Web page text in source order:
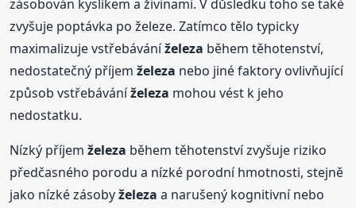
zásobován kyslíkem a živinami. V důsledku toho se také
zvyšuje poptávka po železe. Zatímco tělo typicky
maximalizuje vstřebáváníželeza během těhotenství,
nedostatečný příjemželeza nebo jiné faktory ovlivňující
způsob vstřebáváníželeza mohou vést k jeho
nedostatku.
Nízký příjemželeza během těhotenství zvyšuje riziko
předčasného porodu a nízké porodní hmotnosti, stejně
jako nízké zásobyželeza a narušený kognitivní nebo